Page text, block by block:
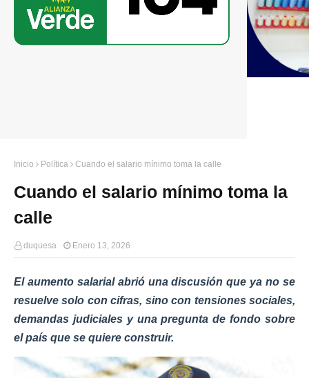
Inicio Política Cuando el salario mínimo toma la calle
Cuando el salario mínimo toma la
calle
duquesa Enero 13, 2026
El aumento salarial abrió una discusión que ya no se
resuelve solo con cifras, sino con tensiones sociales,
demandas judiciales y una pregunta de fondo sobre
el país que se quiere construir.